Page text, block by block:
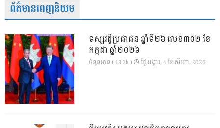
ព័ត៌មានពេញនិយម
ទស្សវដ្តីប្រជាជន ឆ្នាំទី២៦ លេខ៣០២ ខែ
កក្កដា ឆ្នាំ២០២៦
ចំនួនអាន ( 13.2k ) ថ្ងៃ​អង្គារ, 4 ខែ​សីហា, 2026